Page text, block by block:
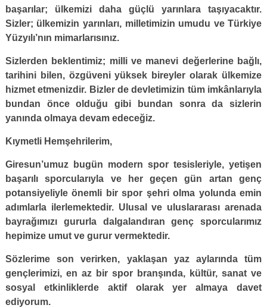
başarılar; ülkemizi daha güçlü yarınlara taşıyacaktır.
Sizler; ülkemizin yarınları, milletimizin umudu ve Türkiye
Yüzyılı’nın mimarlarısınız.
Sizlerden beklentimiz; milli ve manevi değerlerine bağlı,
tarihini bilen, özgüveni yüksek bireyler olarak ülkemize
hizmet etmenizdir. Bizler de devletimizin tüm imkânlarıyla
bundan önce olduğu gibi bundan sonra da sizlerin
yanında olmaya devam edeceğiz.
Kıymetli Hemşehrilerim,
Giresun’umuz bugün modern spor tesisleriyle, yetişen
başarılı sporcularıyla ve her geçen gün artan genç
potansiyeliyle önemli bir spor şehri olma yolunda emin
adımlarla ilerlemektedir. Ulusal ve uluslararası arenada
bayrağımızı gururla dalgalandıran genç sporcularımız
hepimize umut ve gurur vermektedir.
Sözlerime son verirken, yaklaşan yaz aylarında tüm
gençlerimizi, en az bir spor branşında, kültür, sanat ve
sosyal etkinliklerde aktif olarak yer almaya davet
ediyorum.